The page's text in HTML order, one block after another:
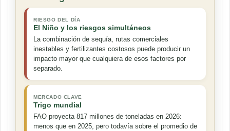
RIESGO DEL DÍA
El Niño y los riesgos simultáneos
La combinación de sequía, rutas comerciales
inestables y fertilizantes costosos puede producir un
impacto mayor que cualquiera de esos factores por
separado.
MERCADO CLAVE
Trigo mundial
FAO proyecta 817 millones de toneladas en 2026:
menos que en 2025, pero todavía sobre el promedio de